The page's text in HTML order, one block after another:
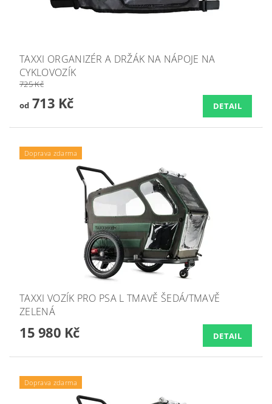
TAXXI ORGANIZÉR A DRŽÁK NA NÁPOJE NA
CYKLOVOZÍK
725 Kč
od713 Kč DETAIL
Doprava zdarma
TAXXI VOZÍK PRO PSA L TMAVĚ ŠEDÁ/TMAVĚ
ZELENÁ
15 980 Kč DETAIL
Doprava zdarma